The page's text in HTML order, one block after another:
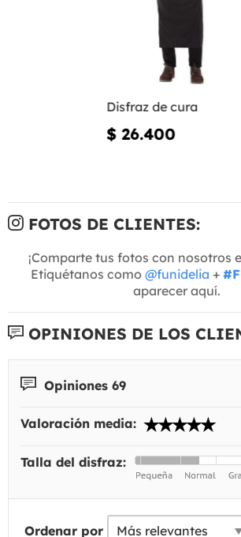
Disfraz de cura
$ 26.400
FOTOS DE CLIENTES:
¡Comparte tus fotos con nosotros
Etiquétanos como @funidelia +
aparecer aquí.
OPINIONES DE LOS
Opiniones 69
Valoración media:
Talla del disfraz:
Ordenar por